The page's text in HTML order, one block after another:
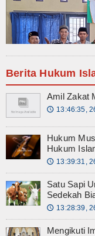
Berita Hukum
Amil Zakat
🕔 13:46:35,
Hukum
Hukum
🕔 13:39:31,
Satu Sapi
Sedekah
🕔 13:28:39,
Mengikuti